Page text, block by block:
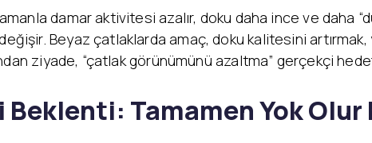
damar aktivitesi azalır, doku daha ince ve daha
Beyaz çatlaklarda amaç, doku kalitesini
ziyade, “çatlak görünümünü azaltma” gerçekçi
Tamamen Yok Olur